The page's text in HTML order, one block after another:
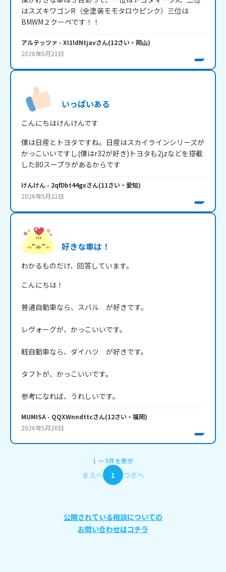
はスズキワゴンR（全塗装モモタロウピンク）三位は
BMWM２クーペです！！
アルテッツァ - XI1ldNtjavさん(12さい・ 岡山)
2026年5月21日
いっぱいある
こんにちはけんけんです
僕は日産とトヨタですね。日産はスカイラインシリーズが
かっこいいですし(僕はr32が好き)トヨタも2jzなどを搭載
した80スープラがあるからです
けんけん - 2qfDbt44gxさん(11さい・ 愛知)
2026年5月21日
好きな車は！
わかるものだけ、回答しています。
こんにちは！
普通自動車なら、スバル　が好きです。
レヴォーグが、かっこいいです。
軽自動車なら、ダイハツ　が好きです。
タフトが、かっこいいです。
参考になれば、うれしいです。
MUMISA - QQXWnndttcさん(12さい・ 福岡)
2026年5月20日
1 〜5件を表示
まえへ 1 つぎへ
公開されている相談についての
お問い合わせはコチラ